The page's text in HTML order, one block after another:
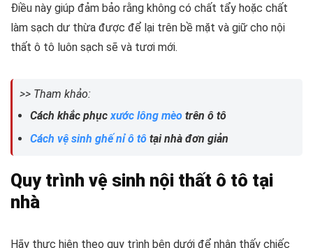
Điều này giúp đảm bảo rằng không có chất tẩy hoặc chất
làm sạch dư thừa được để lại trên bề mặt và giữ cho nội
thất ô tô luôn sạch sẽ và tươi mới.
>> Tham khảo:
Cách khắc phục xước lông mèo trên ô tô
Cách vệ sinh ghế nỉ ô tô tại nhà đơn giản
Quy trình vệ sinh nội thất ô tô tại
nhà
Hãy thực hiện theo quy trình bên dưới để nhận thấy chiếc